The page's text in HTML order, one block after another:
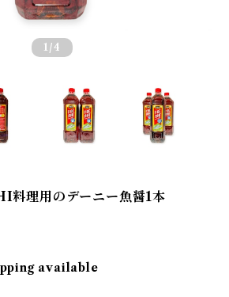
1 /4
理用のデーニー魚醤1本
available